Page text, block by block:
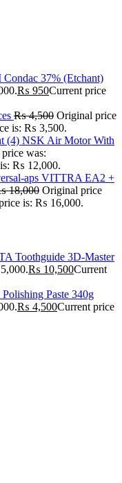
Condac 37% (Etchant)
₨ 950Current price
₨4,500 Original price
is: ₨ 3,500.
NSK Air Motor With
was:
is: ₨ 12,000.
VITTRA EA2 +
18,000 Original price
is: ₨ 16,000.
Toothguide 3D-Master
₨ 10,500Current
Paste 340g
₨ 4,500Current price